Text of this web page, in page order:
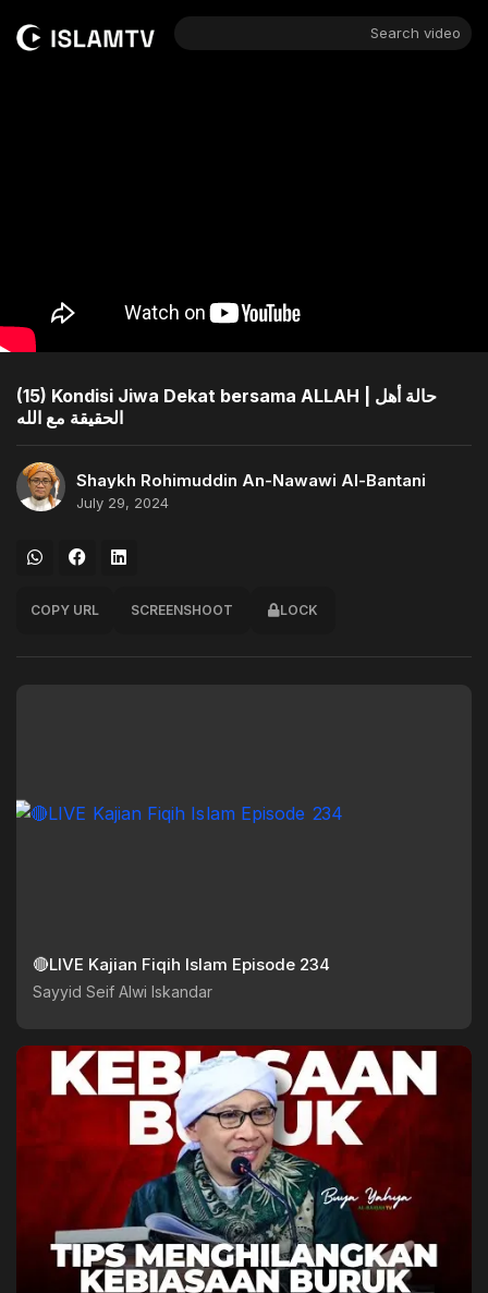
Search video
(15) Kondisi Jiwa Dekat bersama ALLAH | حالة أهل
الحقيقة مع الله
Shaykh Rohimuddin An-Nawawi Al-Bantani
July 29, 2024
COPY URL SCREENSHOOT LOCK
🔴LIVE Kajian Fiqih Islam Episode 234
Sayyid Seif Alwi Iskandar